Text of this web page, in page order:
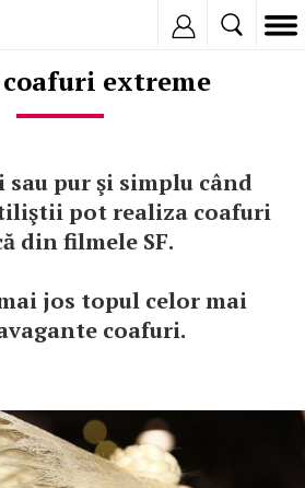
coafuri extreme
sau pur şi simplu când
pot realiza coafuri
din filmele SF.
jos topul celor mai
coafuri.